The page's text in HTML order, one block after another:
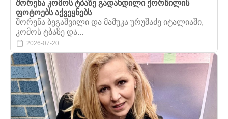
შორენა კომოს ტბაზე გადახდილი ქორწილის
ფოტოებს აქვეყნებს
შორენა ბეგაშვილი და მამუკა ურუშაძე იტალიაში,
კომოს ტბაზე და...
2026-07-20